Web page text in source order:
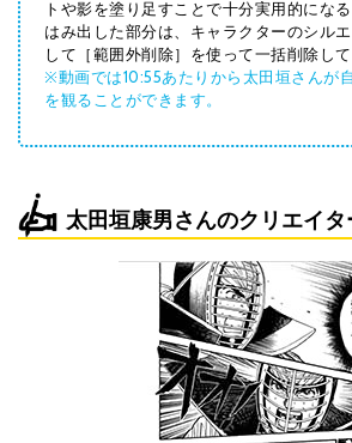
トや影を塗り足すことで十分実用的にな
はみ出した部分は、キャラクターのシル
して［範囲外削除］を使って一括削除して
※動画では10:55あたりから太田垣さんが
を観ることができます。
太田垣康男さんのクリエイ